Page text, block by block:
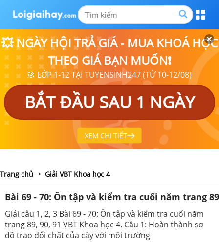
💥 NGÀY HỘI TRẢ GIÁ - MUA KHOÁ HỌC
THEO GIÁ BẠN MUỐN❗
🎯 LỚP 1-12 TẠI TUYENSINH247 (TỪ 10-12/08)
BẮT ĐẦU SAU 1 NGÀY
XEM CHI TIẾT
Trang chủ Giải VBT Khoa học 4
Bài 69 - 70: Ôn tập và kiểm tra cuối năm trang 89
Giải câu 1, 2, 3 Bài 69 - 70: Ôn tập và kiểm tra cuối năm
trang 89, 90, 91 VBT Khoa học 4. Câu 1: Hoàn thành sơ
đồ trao đổi chất của cây với môi trường